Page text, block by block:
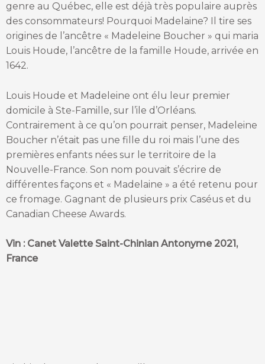
genre au Québec, elle est déjà très populaire auprès
des consommateurs! Pourquoi Madelaine? Il tire ses
origines de l’ancêtre « Madeleine Boucher » qui maria
Louis Houde, l’ancêtre de la famille Houde, arrivée en
1642.
Louis Houde et Madeleine ont élu leur premier
domicile à Ste-Famille, sur l’ile d’Orléans.
Contrairement à ce qu’on pourrait penser, Madeleine
Boucher n’était pas une fille du roi mais l’une des
premières enfants nées sur le territoire de la
Nouvelle-France. Son nom pouvait s’écrire de
différentes façons et « Madelaine » a été retenu pour
ce fromage. Gagnant de plusieurs prix Caséus et du
Canadian Cheese Awards.
Vin : Canet Valette Saint-Chinian Antonyme 2021,
France